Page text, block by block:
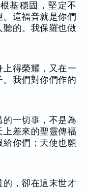
基穩固，堅定不
這福音就是你們
的。我保羅也做
得榮耀，又在一
我們對你們作的
一切事，不是為
上差來的聖靈傳福
你們；天使也願
，卻在這末世才